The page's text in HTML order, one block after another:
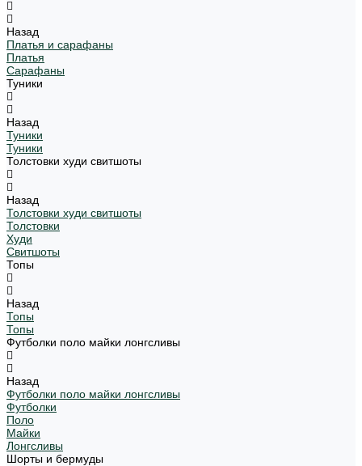
Назад
Платья и сарафаны
Платья
Сарафаны
Туники
Назад
Туники
Туники
Толстовки худи свитшоты
Назад
Толстовки худи свитшоты
Толстовки
Худи
Свитшоты
Топы
Назад
Топы
Топы
Футболки поло майки лонгсливы
Назад
Футболки поло майки лонгсливы
Футболки
Поло
Майки
Лонгсливы
Шорты и бермуды